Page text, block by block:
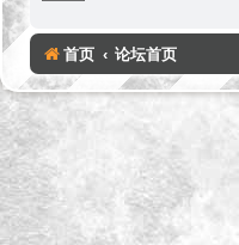
首页 论坛首页